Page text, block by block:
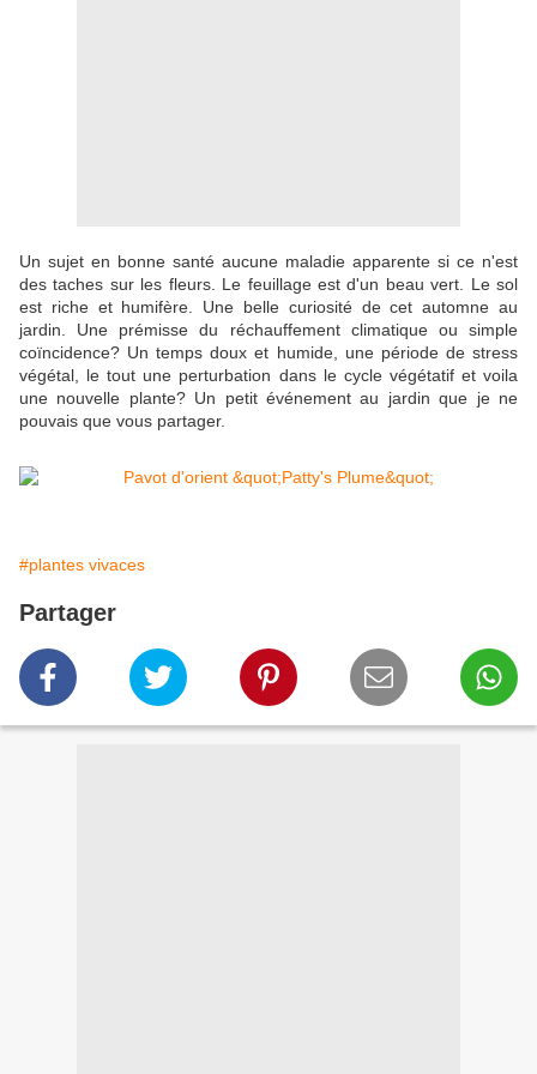
Un sujet en bonne santé aucune maladie apparente si ce n'est
des taches sur les fleurs. Le feuillage est d'un beau vert. Le sol
est riche et humifère. Une belle curiosité de cet automne au
jardin. Une prémisse du réchauffement climatique ou simple
coïncidence? Un temps doux et humide, une période de stress
végétal, le tout une perturbation dans le cycle végétatif et voila
une nouvelle plante? Un petit événement au jardin que je ne
pouvais que vous partager.
#plantes vivaces
Partager